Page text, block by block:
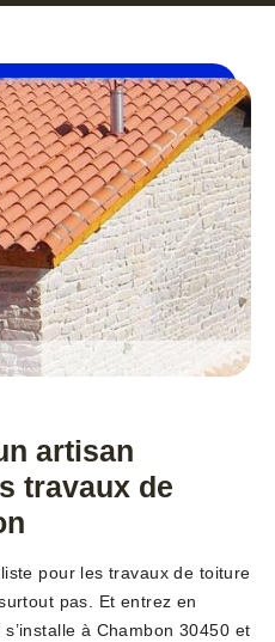
artisan
travaux de
pour les travaux de toiture
pas. Et entrez en
à Chambon 30450 et